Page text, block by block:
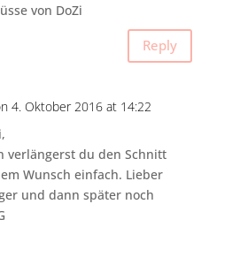
von DoZi
Reply
4. Oktober 2016 at 14:22
verlängerst du den Schnitt
Wunsch einfach. Lieber
und dann später noch